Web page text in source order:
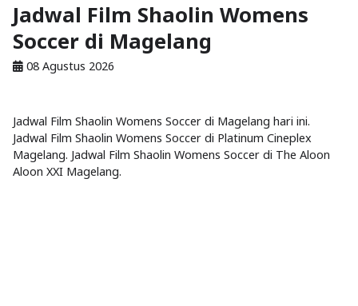
Jadwal Film Shaolin Womens
Soccer di Magelang
08 Agustus 2026
Jadwal Film Shaolin Womens Soccer di Magelang hari ini.
Jadwal Film Shaolin Womens Soccer di Platinum Cineplex
Magelang. Jadwal Film Shaolin Womens Soccer di The Aloon
Aloon XXI Magelang.